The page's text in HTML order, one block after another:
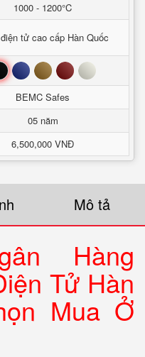
1000 - 1200°C
tử cao cấp Hàn Quốc
Xanh Nâu Đỏ Trắng
BEMC Safes
05 năm
6,500,000 VNĐ
Mô tả
Hàng
Tử Hàn
Mua Ở